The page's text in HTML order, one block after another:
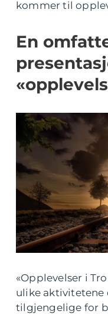
kommer til
En
«Opplevelser i
ulike aktivitetene
tilgjengelige for